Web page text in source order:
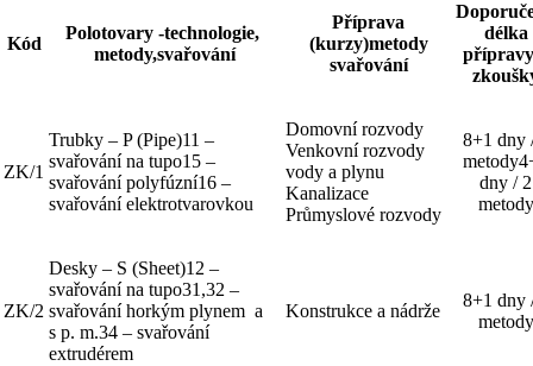
Kód
Polotovary -technologie,
metody,svařování
Příprava
(kurzy)metody
svařování
délka
ZK/1
Trubky – P (Pipe)11 –
svařování na tupo15 –
svařování polyfúzní16 –
svařování elektrotvarovkou
Domovní rozvody
Venkovní rozvody
vody a plynu
Kanalizace
Průmyslové rozvody
8+1 dny
dny / 2
metody
ZK/2
Desky – S (Sheet)12 –
svařování na tupo31,32 –
svařování horkým plynem a
s p. m.34 – svařování
extrudérem
Konstrukce a nádrže
8+1 dny
metody